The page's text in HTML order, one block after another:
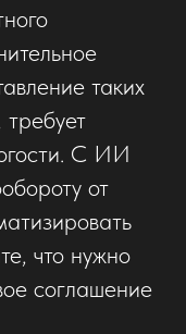
таких
С ИИ
от
что нужно
соглашение